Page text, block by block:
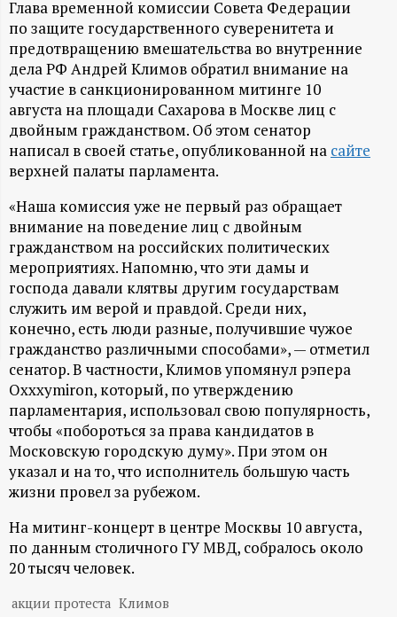
-
и
н
ф
о
р
м
а
ц
и
о
н
н
ы
Глава временной комиссии Совета Федерации
по защите государственного суверенитета и
предотвращению вмешательства во внутренние
дела РФ Андрей Климов обратил внимание на
участие в санкционированном митинге 10
августа на площади Сахарова в Москве лиц с
двойным гражданством. Об этом сенатор
написал в своей статье, опубликованной на сайте
верхней палаты парламента.
«Наша комиссия уже не первый раз обращает
внимание на поведение лиц с двойным
гражданством на российских политических
мероприятиях. Напомню, что эти дамы и
господа давали клятвы другим государствам
служить им верой и правдой. Среди них,
конечно, есть люди разные, получившие чужое
гражданство различными способами», — отметил
сенатор. В частности, Климов упомянул рэпера
Oxxxymiron, который, по утверждению
парламентария, использовал свою популярность,
чтобы «побороться за права кандидатов в
Московскую городскую думу». При этом он
указал и на то, что исполнитель большую часть
жизни провел за рубежом.
На митинг-концерт в центре Москвы 10 августа,
по данным столичного ГУ МВД, собралось около
20 тысяч человек.
акции протеста Климов